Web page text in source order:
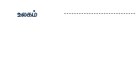
உலகம்